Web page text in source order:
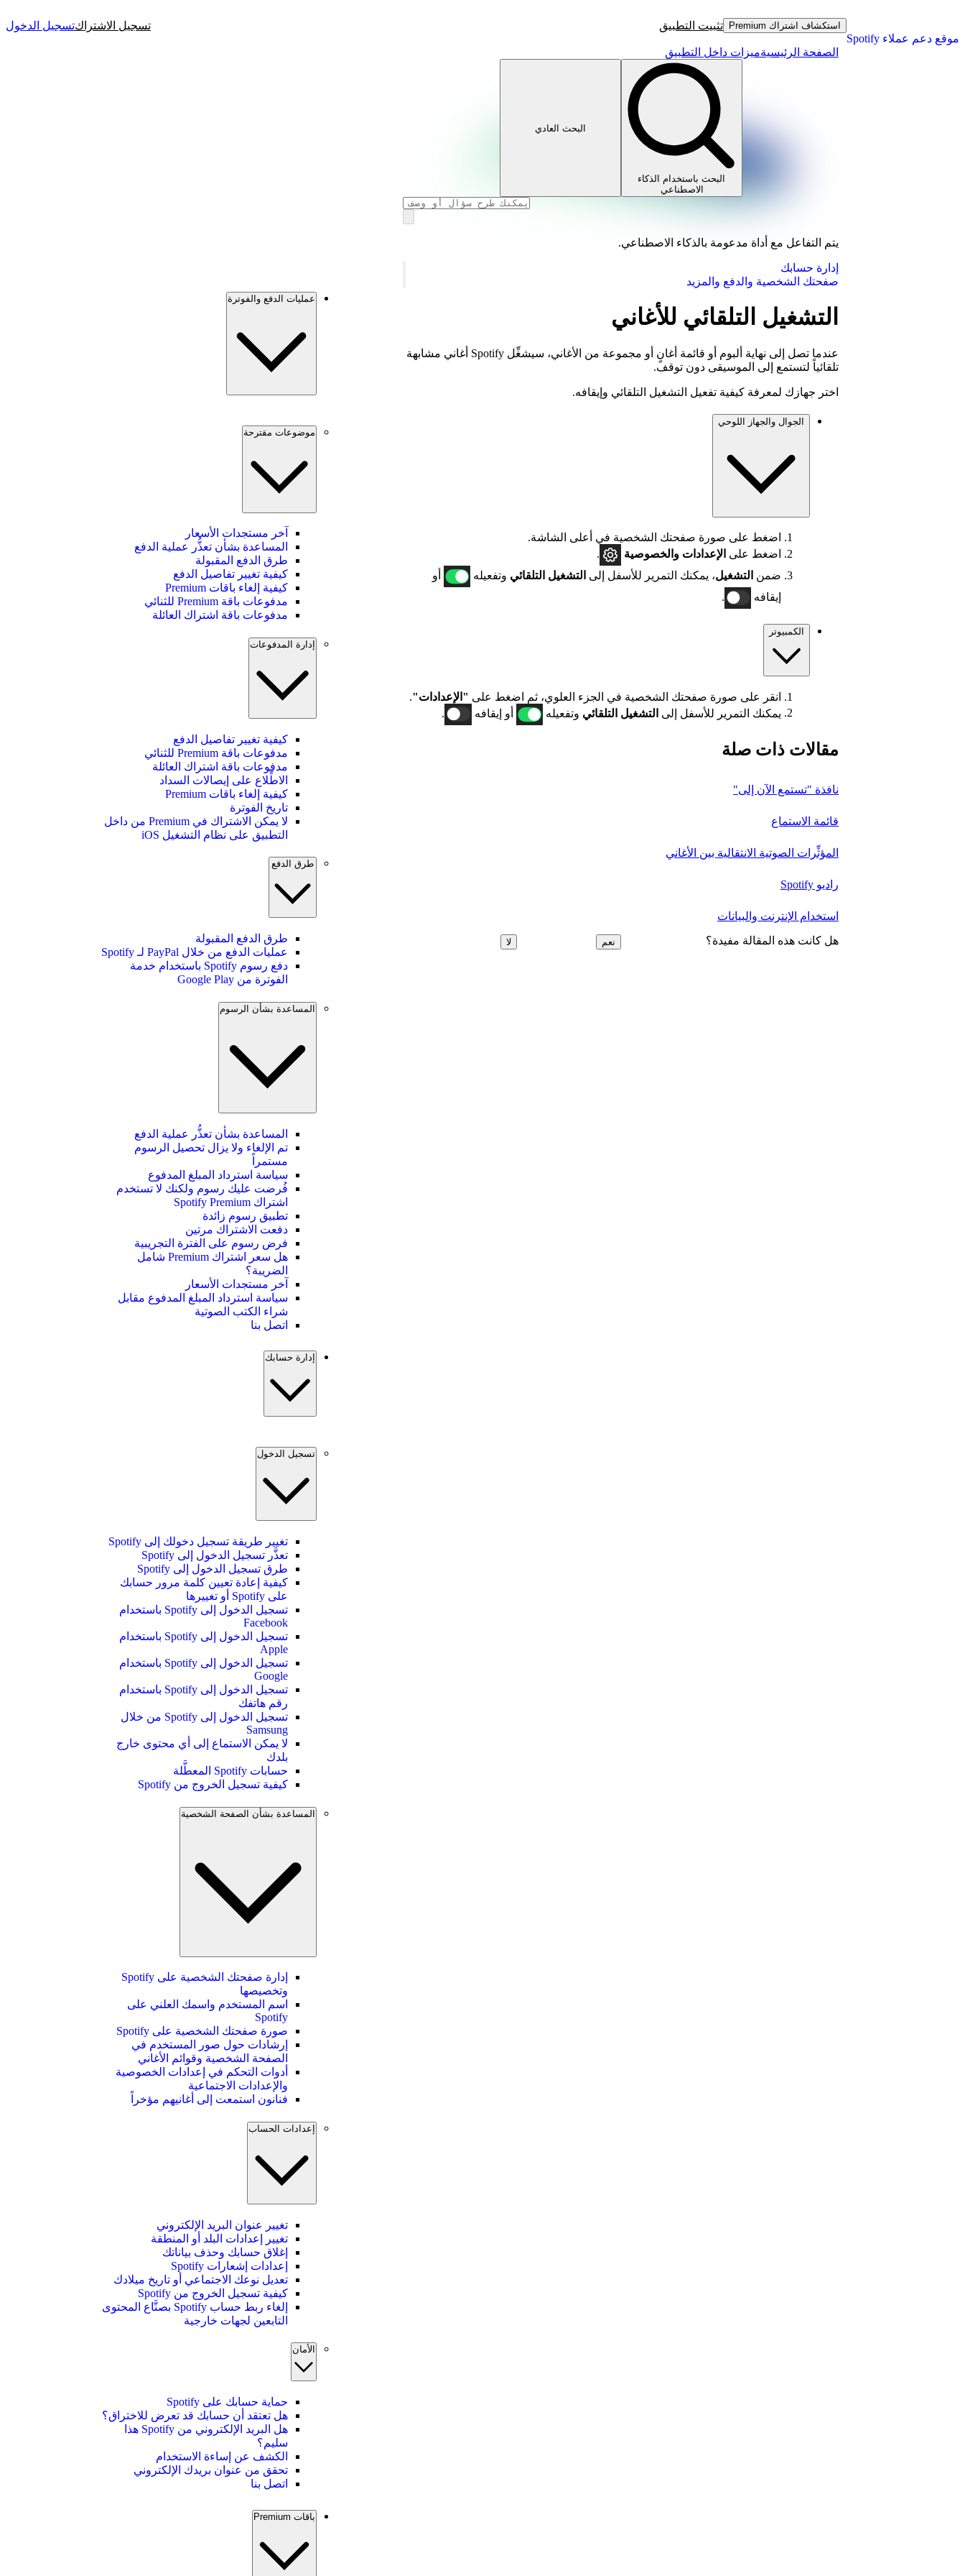
موقع دعم عملاء Spotify
استكشاف اشتراك Premium تثبيت التطبيق تسجيل الاشتراكتسجيل الدخول
الصفحة الرئيسيةميزات داخل التطبيق
البحث باستخدام الذكاء
الاصطناعي
البحث العادي
يتم التفاعل مع أداة مدعومة بالذكاء الاصطناعي.
إدارة حسابك
صفحتك الشخصية والدفع والمزيد
التشغيل التلقائي للأغاني
عندما تصل إلى نهاية ألبوم أو قائمة أغانٍ أو مجموعة من الأغاني، سيشغِّل Spotify أغاني مشابهة
تلقائياً لتستمع إلى الموسيقى دون توقف.
اختر جهازك لمعرفة كيفية تفعيل التشغيل التلقائي وإيقافه.
الجوال والجهاز اللوحي
اضغط على صورة صفحتك الشخصية في أعلى الشاشة.
اضغط على الإعدادات والخصوصية
.
ضمن التشغيل، يمكنك التمرير للأسفل إلى التشغيل التلقائي وتفعيله
أو
إيقافه
.
الكمبيوتر
انقر على صورة صفحتك الشخصية في الجزء العلوي، ثم اضغط على "الإعدادات".
يمكنك التمرير للأسفل إلى التشغيل التلقائي وتفعيله أو إيقافه .
مقالات ذات صلة
نافذة "تستمع الآن إلى"
قائمة الاستماع
المؤثِّرات الصوتية الانتقالية بين الأغاني
راديو Spotify
استخدام الإنترنت والبيانات
هل كانت هذه المقالة مفيدة؟ نعم لا
عمليات الدفع والفوترة
موضوعات مقترحة
آخر مستجدات الأسعار
المساعدة بشأن تعذُّر عملية الدفع
طرق الدفع المقبولة
كيفية تغيير تفاصيل الدفع
كيفية إلغاء باقات Premium
مدفوعات باقة Premium للثنائي
مدفوعات باقة اشتراك العائلة
إدارة المدفوعات
كيفية تغيير تفاصيل الدفع
مدفوعات باقة Premium للثنائي
مدفوعات باقة اشتراك العائلة
الاطِّلاع على إيصالات السداد
كيفية إلغاء باقات Premium
تاريخ الفوترة
لا يمكن الاشتراك في Premium من داخل
التطبيق على نظام التشغيل iOS
طرق الدفع
طرق الدفع المقبولة
عمليات الدفع من خلال PayPal لـ Spotify
دفع رسوم Spotify باستخدام خدمة
الفوترة من Google Play
المساعدة بشأن الرسوم
المساعدة بشأن تعذُّر عملية الدفع
تم الإلغاء ولا يزال تحصيل الرسوم
مستمراً
سياسة استرداد المبلغ المدفوع
فُرضت عليك رسوم ولكنك لا تستخدم
اشتراك Spotify Premium
تطبيق رسوم زائدة
دفعت الاشتراك مرتين
فرض رسوم على الفترة التجريبية
هل سعر اشتراك Premium شامل
الضريبة؟
آخر مستجدات الأسعار
سياسة استرداد المبلغ المدفوع مقابل
شراء الكتب الصوتية
اتصل بنا
إدارة حسابك
تسجيل الدخول
تغيير طريقة تسجيل دخولك إلى Spotify
تعذَّر تسجيل الدخول إلى Spotify
طرق تسجيل الدخول إلى Spotify
كيفية إعادة تعيين كلمة مرور حسابك
على Spotify أو تغييرها
تسجيل الدخول إلى Spotify باستخدام
Facebook
تسجيل الدخول إلى Spotify باستخدام
Apple
تسجيل الدخول إلى Spotify باستخدام
Google
تسجيل الدخول إلى Spotify باستخدام
رقم هاتفك
تسجيل الدخول إلى Spotify من خلال
Samsung
لا يمكن الاستماع إلى أي محتوى خارج
بلدك
حسابات Spotify المعطَّلة
كيفية تسجيل الخروج من Spotify
المساعدة بشأن الصفحة الشخصية
إدارة صفحتك الشخصية على Spotify
وتخصيصها
اسم المستخدم واسمك العلني على
Spotify
صورة صفحتك الشخصية على Spotify
إرشادات حول صور المستخدم في
الصفحة الشخصية وقوائم الأغاني
أدوات التحكم في إعدادات الخصوصية
والإعدادات الاجتماعية
فنانون استمعت إلى أغانيهم مؤخراً
إعدادات الحساب
تغيير عنوان البريد الإلكتروني
تغيير إعدادات البلد أو المنطقة
إغلاق حسابك وحذف بياناتك
إعدادات إشعارات Spotify
تعديل نوعك الاجتماعي أو تاريخ ميلادك
كيفية تسجيل الخروج من Spotify
إلغاء ربط حساب Spotify بصنَّاع المحتوى
التابعين لجهات خارجية
الأمان
حماية حسابك على Spotify
هل تعتقد أن حسابك قد تعرض للاختراق؟
هل البريد الإلكتروني من Spotify هذا
سليم؟
الكشف عن إساءة الاستخدام
تحقق من عنوان بريدك الإلكتروني
اتصل بنا
باقات Premium